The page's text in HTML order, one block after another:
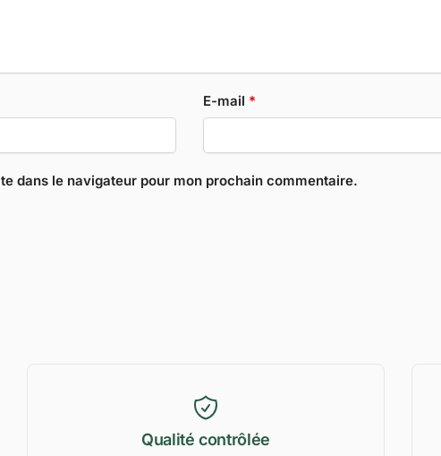
E-mail *
dans le navigateur pour mon prochain commentaire.
Qualité contrôlée